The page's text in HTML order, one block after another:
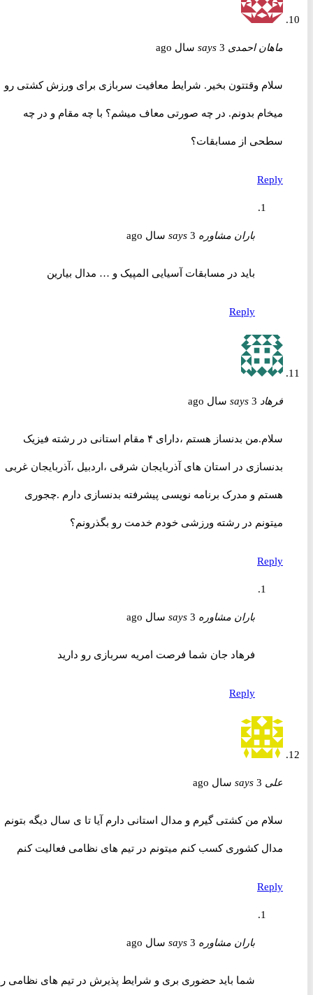
ماهان احمدی says 3 سال ago
سلام وقتتون بخیر. شرایط معافیت سربازی برای ورزش کشتی رو
میخام بدونم. در چه صورتی معاف میشم؟ با چه مقام و در چه
سطحی از مسابقات؟
Reply
باران مشاوره says 3 سال ago
باید در مسابقات آسیایی المپیک و … مدال بیارین
Reply
فرهاد says 3 سال ago
سلام.من بدنساز هستم ،دارای ۴ مقام استانی در رشته فیزیک
بدنسازی در استان های آذربایجان شرقی ،اردبیل ،آذربایجان غربی
هستم و مدرک برنامه نویسی پیشرفته بدنسازی دارم .چجوری
میتونم در رشته ورزشی خودم خدمت رو بگذرونم؟
Reply
باران مشاوره says 3 سال ago
فرهاد جان شما فرصت امریه سربازی رو دارید
Reply
علی says 3 سال ago
سلام من کشتی گیرم و مدال استانی دارم آیا تا ی سال دیگه بتونم
مدال کشوری کسب کنم میتونم در تیم های نظامی فعالیت کنم
Reply
باران مشاوره says 3 سال ago
شما باید حضوری بری و شرایط پذیرش در تیم های نظامی رو